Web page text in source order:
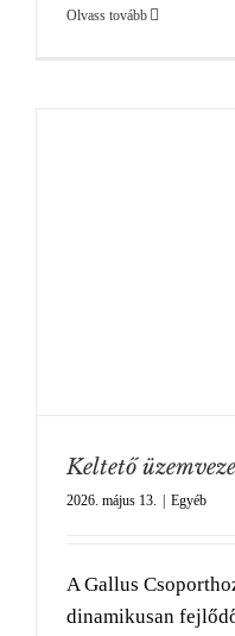
Olvass tovább
Keltető
2026. május 13. Egyéb
A Gallus
dinamikusan